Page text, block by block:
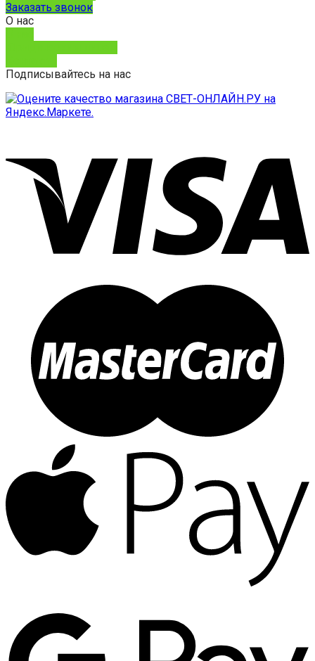
Заказать звонок
О нас
Подписывайтесь на нас